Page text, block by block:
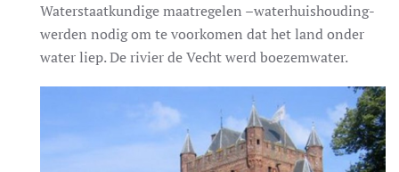
Waterstaatkundige maatregelen –waterhuishouding-
werden nodig om te voorkomen dat het land onder
water liep. De rivier de Vecht werd boezemwater.